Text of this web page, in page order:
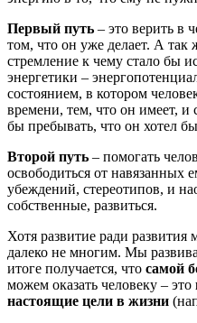
Первый путь – это верить в
том, что он уже делает. А так
стремление к чему стало бы
энергетики –
состоянием, в котором
времени, тем, что он имеет, и
бы пребывать, что он хотел
Второй путь – помогать
освободиться от навязанных
убеждений, стереотипов, и
собственные, развиться.
Хотя развитие ради развития
далеко не многим. Мы
итоге получается, что самой
можем оказать человеку – это
настоящие цели в жизни